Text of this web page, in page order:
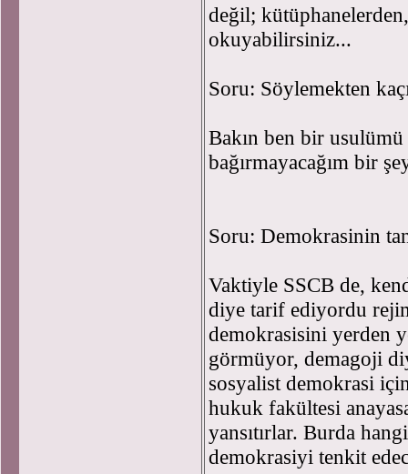
değil;
okuyabilirsiniz...
Soru: Söylemekten
Bakın ben bir
bağırmayacağım bir
Soru: Demokrasinin
Vaktiyle SSCB de,
diye tarif ediyordu
demokrasisini yerden
görmüyor, demagoji
sosyalist demokrasi
hukuk fakültesi
yansıtırlar. Burda
demokrasiyi tenkit